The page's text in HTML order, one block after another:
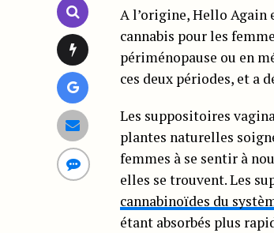
A l’origine, Hello
cannabis pour les
périménopause ou en
ces deux périodes, et a
Les suppositoires
plantes naturelles
femmes à se sentir à
elles se trouvent. Les
cannabinoïdes du
étant absorbés plus